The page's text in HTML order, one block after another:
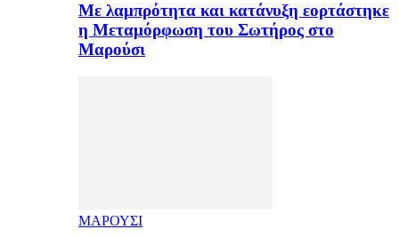
Με λαμπρότητα και κατάνυξη εορτάστηκε
η Μεταμόρφωση του Σωτήρος στο
Μαρούσι
ΜΑΡΟΥΣΙ